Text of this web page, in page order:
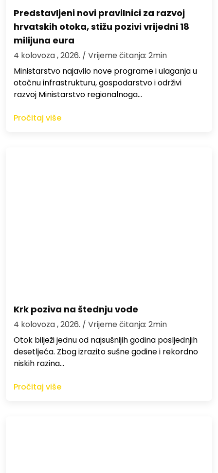
Predstavljeni novi pravilnici za razvoj
hrvatskih otoka, stižu pozivi vrijedni 18
milijuna eura
4 kolovoza , 2026. / Vrijeme čitanja: 2min
Ministarstvo najavilo nove programe i ulaganja u
otočnu infrastrukturu, gospodarstvo i održivi
razvoj Ministarstvo regionalnoga…
Pročitaj više
Krk poziva na štednju vode
4 kolovoza , 2026. / Vrijeme čitanja: 2min
Otok bilježi jednu od najsušnijih godina posljednjih
desetljeća. Zbog izrazito sušne godine i rekordno
niskih razina…
Pročitaj više